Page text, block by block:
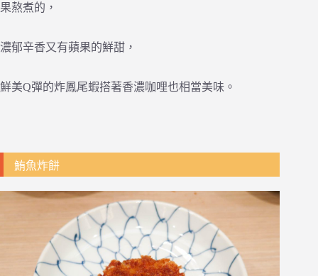
果熬煮的，
濃郁辛香又有蘋果的鮮甜，
鮮美Q彈的炸鳳尾蝦搭著香濃咖哩也相當美味。
鮪魚炸餅